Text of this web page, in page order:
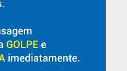
Suporte
Ouvidoria
Contato